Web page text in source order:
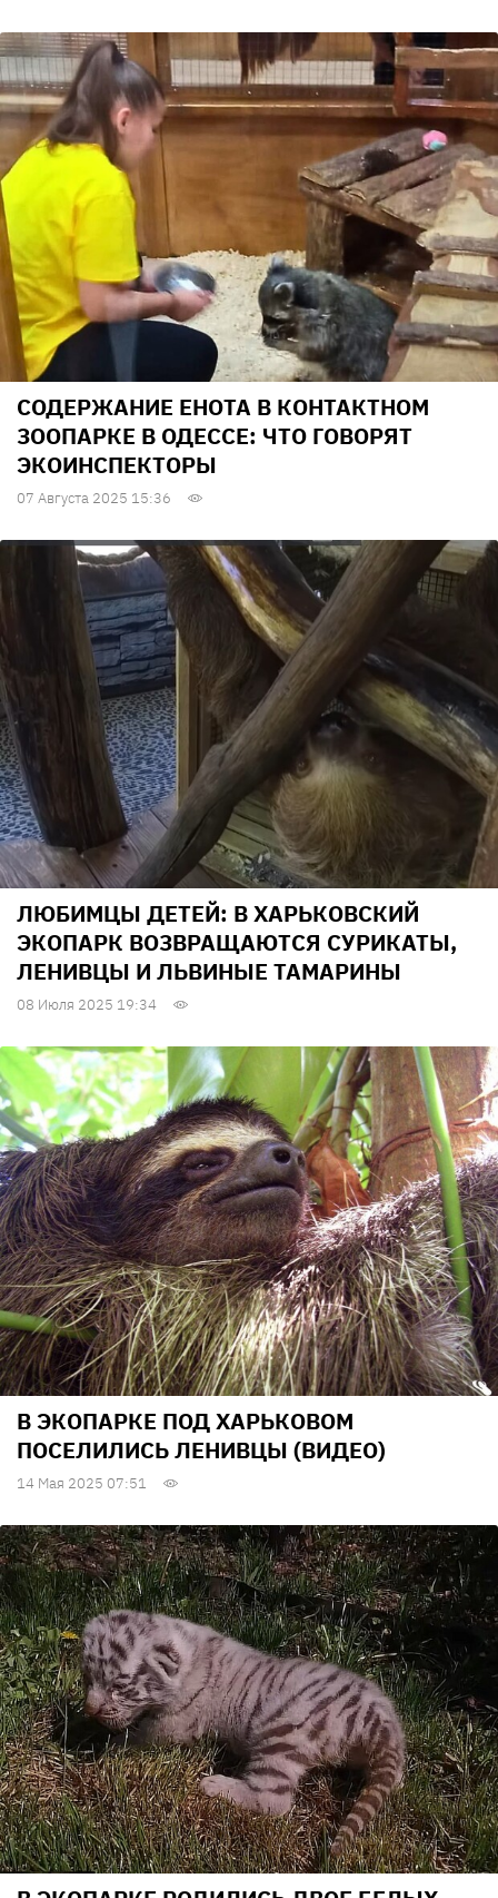
СОДЕРЖАНИЕ ЕНОТА В КОНТАКТНОМ
ЗООПАРКЕ В ОДЕССЕ: ЧТО ГОВОРЯТ
ЭКОИНСПЕКТОРЫ
07 Августа 2025 15:36
ЛЮБИМЦЫ ДЕТЕЙ: В ХАРЬКОВСКИЙ
ЭКОПАРК ВОЗВРАЩАЮТСЯ СУРИКАТЫ,
ЛЕНИВЦЫ И ЛЬВИНЫЕ ТАМАРИНЫ
08 Июля 2025 19:34
В ЭКОПАРКЕ ПОД ХАРЬКОВОМ
ПОСЕЛИЛИСЬ ЛЕНИВЦЫ (ВИДЕО)
14 Мая 2025 07:51